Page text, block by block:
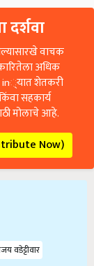
दर्शवा
वाचक
अधिक
in्यात शेतकरी
सहकार्य
मोलाचे आहे.
Now)
वडेट्टीवार